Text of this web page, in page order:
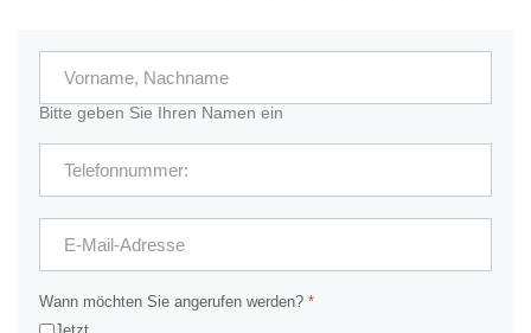
Bitte geben Sie Ihren Namen ein
Wann möchten Sie angerufen werden? *